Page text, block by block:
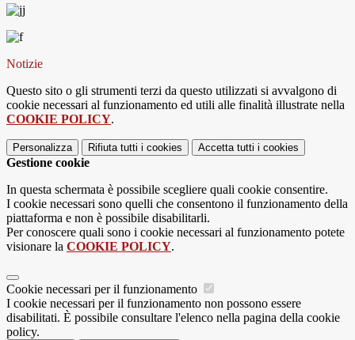
Notizie
Questo sito o gli strumenti terzi da questo utilizzati si avvalgono di
cookie necessari al funzionamento ed utili alle finalità illustrate nella
COOKIE POLICY.
Personalizza Rifiuta tutti i cookies Accetta tutti i cookies
Gestione cookie
In questa schermata è possibile scegliere quali cookie consentire.
I cookie necessari sono quelli che consentono il funzionamento della
piattaforma e non è possibile disabilitarli.
Per conoscere quali sono i cookie necessari al funzionamento potete
visionare la COOKIE POLICY.
Cookie necessari per il funzionamento
I cookie necessari per il funzionamento non possono essere
disabilitati. È possibile consultare l'elenco nella pagina della cookie
policy.